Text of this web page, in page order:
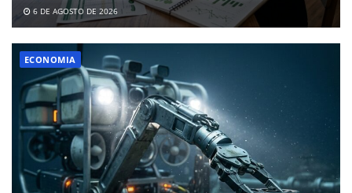
6 DE AGOSTO DE 2026
ECONOMIA